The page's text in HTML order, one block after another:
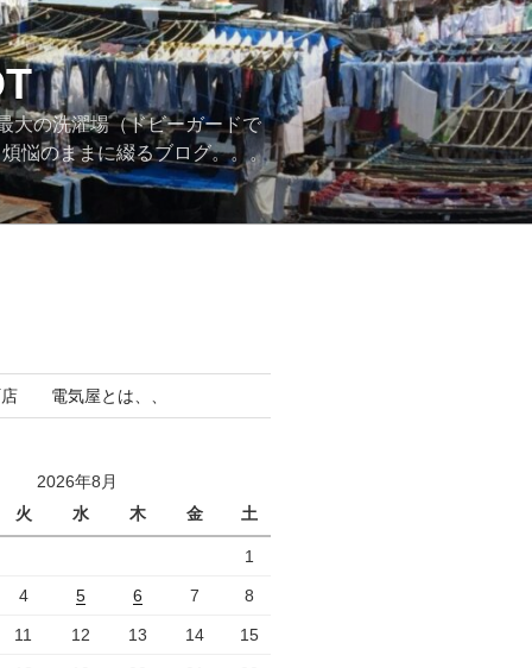
大の洗濯場（ドビーガードで
悩のままに綴るブログ。。。
店 電気屋とは、、
2026年8月
火 水 木 金 土
1
4 5 6 7 8
11 12 13 14 15